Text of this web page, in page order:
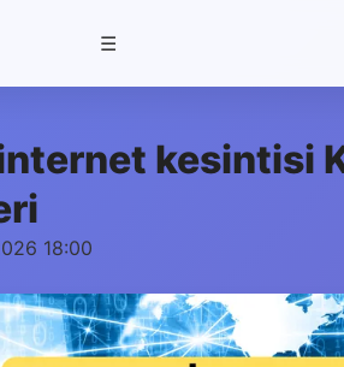
☰
kesintisi
18:00